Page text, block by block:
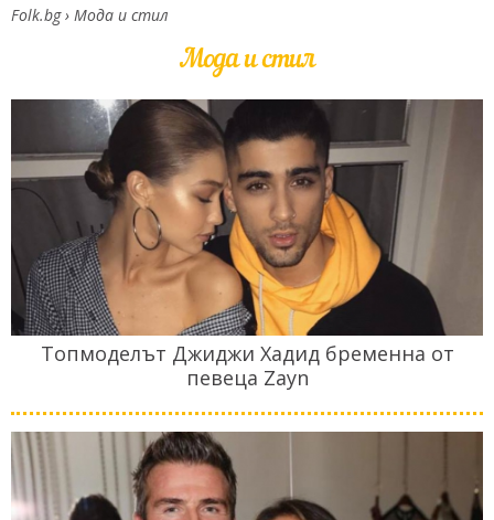
Folk.bg › Мода и стил
Мода и стил
Топмоделът Джиджи Хадид бременна от
певеца Zayn